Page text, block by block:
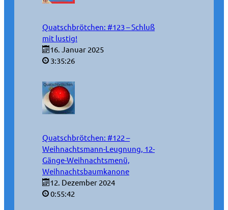
Quatschbrötchen: #123 – Schluß
mit lustig!
16. Januar 2025
3:35:26
Quatschbrötchen: #122 –
Weihnachtsmann-Leugnung, 12-
Gänge-Weihnachtsmenü,
Weihnachtsbaumkanone
12. Dezember 2024
0:55:42